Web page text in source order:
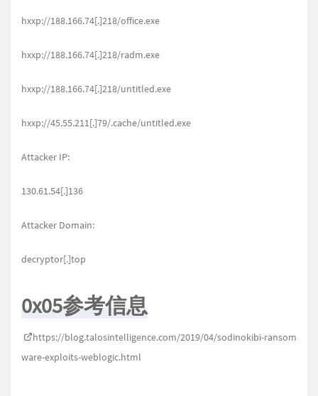
hxxp://188.166.74[.]218/office.exe
hxxp://188.166.74[.]218/radm.exe
hxxp://188.166.74[.]218/untitled.exe
hxxp://45.55.211[.]79/.cache/untitled.exe
Attacker IP:
130.61.54[.]136
Attacker Domain:
decryptor[.]top
0x05参考信息
https://blog.talosintelligence.com/2019/04/sodinokibi-ransom
ware-exploits-weblogic.html